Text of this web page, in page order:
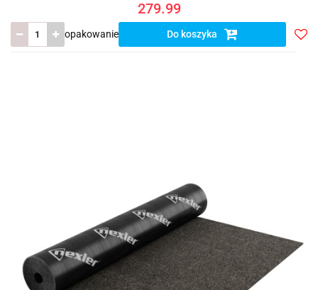
279.99
opakowanie Do koszyka